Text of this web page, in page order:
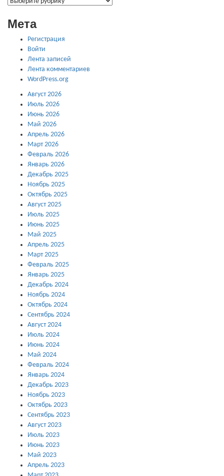
Мета
Регистрация
Войти
Лента записей
Лента комментариев
WordPress.org
Август 2026
Июль 2026
Июнь 2026
Май 2026
Апрель 2026
Март 2026
Февраль 2026
Январь 2026
Декабрь 2025
Ноябрь 2025
Октябрь 2025
Август 2025
Июль 2025
Июнь 2025
Май 2025
Апрель 2025
Март 2025
Февраль 2025
Январь 2025
Декабрь 2024
Ноябрь 2024
Октябрь 2024
Сентябрь 2024
Август 2024
Июль 2024
Июнь 2024
Май 2024
Февраль 2024
Январь 2024
Декабрь 2023
Ноябрь 2023
Октябрь 2023
Сентябрь 2023
Август 2023
Июль 2023
Июнь 2023
Май 2023
Апрель 2023